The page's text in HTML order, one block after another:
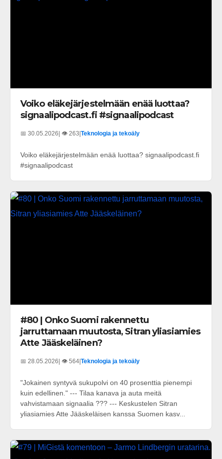
Voiko eläkejärjestelmään enää luottaa?
signaalipodcast.fi #signaalipodcast
📅 30.05.2026| 👁️ 263|Teknologia ja tekoäly
Voiko eläkejärjestelmään enää luottaa? signaalipodcast.fi
#signaalipodcast
#80 | Onko Suomi rakennettu
jarruttamaan muutosta, Sitran yliasiamies
Atte Jääskeläinen?
📅 28.05.2026 | 👁️ 564 Teknologia ja tekoäly
"Jokainen syntyvä sukupolvi on 40 prosenttia pienempi
kuin edellinen." --- Tilaa kanava ja auta meitä
vahvistamaan signaalia ??? --- Keskustelen Sitran
yliasiamies Atte Jääskeläisen kanssa Suomen kasv...